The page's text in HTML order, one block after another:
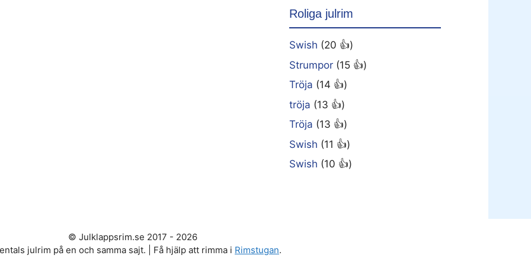
Roliga julrim
Swish (20 👍)
Strumpor (15 👍)
Tröja (14 👍)
tröja (13 👍)
Tröja (13 👍)
Swish (11 👍)
Swish (10 👍)
© Julklappsrim.se 2017 - 2026
julrim på en och samma sajt. | Få hjälp att rimma i Rimstugan.